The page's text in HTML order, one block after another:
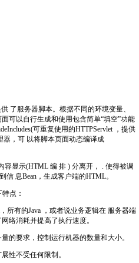
了服务器脚本。根据不同的环境变量、
可以自行生成和使用包含简单“填空”功能
可重复使用的HTTPServlet ，提供
器，可 以将脚本页面动态编译成
显示(HTML 编 排 ) 分离开， . 使得被调
信 息Bean，生成客户端的HTML。
点：
有的Java ，或者说业务逻辑在 服务器端
络消耗并提高了执行速度。
要求，控制运行机器的数量和大小。
性不受任何限制。